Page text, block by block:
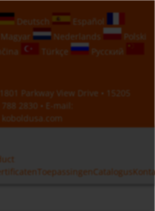
Deutsch
Español
Nederlands
Polski
Türkçe
Русский
Parkway View Drive • 15205
2830 • E-mail:
koboldusa.com
Toepassingen Catalogus